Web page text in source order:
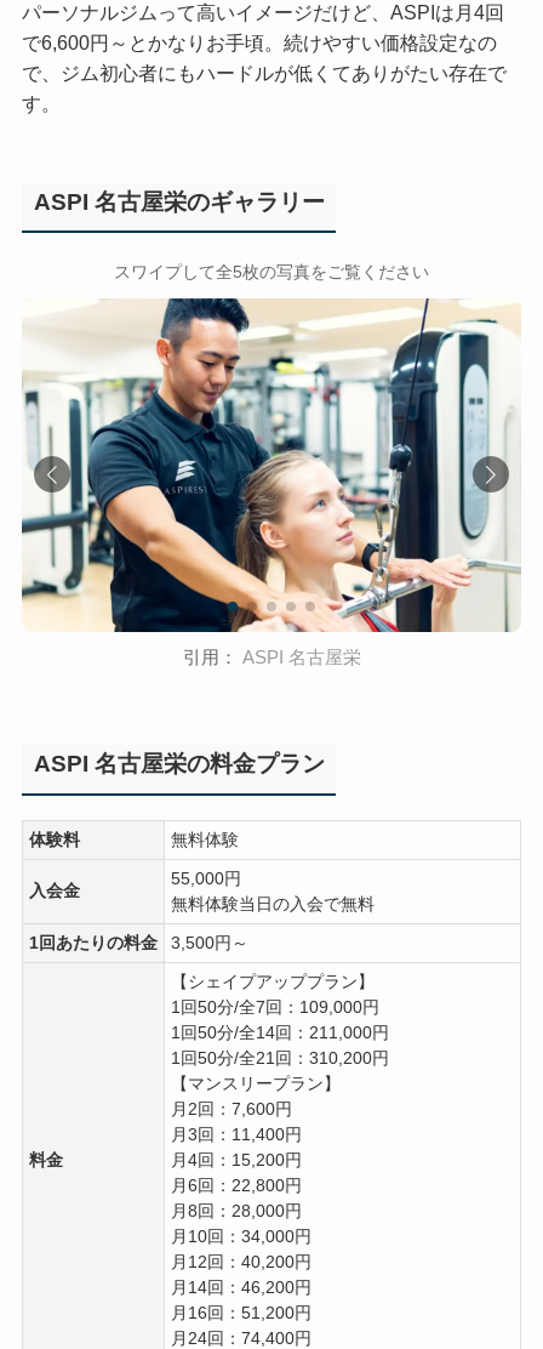
パーソナルジムって高いイメージだけど、ASPIは月4回
で6,600円～とかなりお手頃。続けやすい価格設定なの
で、ジム初心者にもハードルが低くてありがたい存在で
す。
ASPI 名古屋栄のギャラリー
スワイプして全5枚の写真をご覧ください
引用： ASPI 名古屋栄
ASPI 名古屋栄の料金プラン
体験料 無料体験
入会金
55,000円
無料体験当日の入会で無料
1回あたりの料金 3,500円～
料金
【シェイプアッププラン】
1回50分/全7回：109,000円
1回50分/全14回：211,000円
1回50分/全21回：310,200円
【マンスリープラン】
月2回：7,600円
月3回：11,400円
月4回：15,200円
月6回：22,800円
月8回：28,000円
月10回：34,000円
月12回：40,200円
月14回：46,200円
月16回：51,200円
月24回：74,400円